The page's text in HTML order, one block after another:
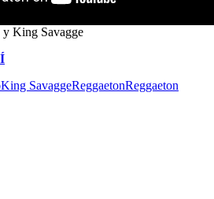
y King Savagge
King SavaggeReggaetonReggaeton